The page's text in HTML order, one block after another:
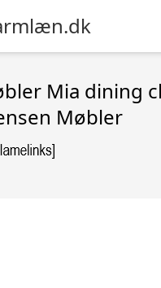
Mia dining
Møbler